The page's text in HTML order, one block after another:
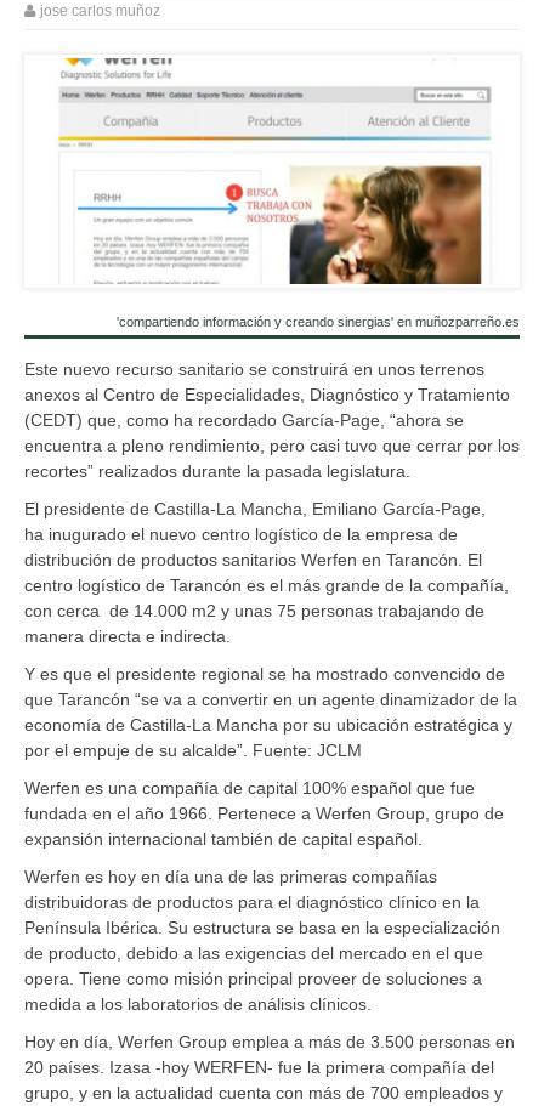
jose carlos muñoz
'compartiendo información y creando sinergias' en muñozparreño.es
Este nuevo recurso sanitario se construirá en unos terrenos
anexos al Centro de Especialidades, Diagnóstico y Tratamiento
(CEDT) que, como ha recordado García-Page, “ahora se
encuentra a pleno rendimiento, pero casi tuvo que cerrar por los
recortes” realizados durante la pasada legislatura.
El presidente de Castilla-La Mancha, Emiliano García-Page,
ha inugurado el nuevo centro logístico de la empresa de
distribución de productos sanitarios Werfen en Tarancón. El
centro logístico de Tarancón es el más grande de la compañía,
con cerca de 14.000 m2 y unas 75 personas trabajando de
manera directa e indirecta.
Y es que el presidente regional se ha mostrado convencido de
que Tarancón “se va a convertir en un agente dinamizador de la
economía de Castilla-La Mancha por su ubicación estratégica y
por el empuje de su alcalde”. Fuente: JCLM
Werfen es una compañía de capital 100% español que fue
fundada en el año 1966. Pertenece a Werfen Group, grupo de
expansión internacional también de capital español.
Werfen es hoy en día una de las primeras compañías
distribuidoras de productos para el diagnóstico clínico en la
Península Ibérica. Su estructura se basa en la especialización
de producto, debido a las exigencias del mercado en el que
opera. Tiene como misión principal proveer de soluciones a
medida a los laboratorios de análisis clínicos.
Hoy en día, Werfen Group emplea a más de 3.500 personas en
20 países. Izasa -hoy WERFEN- fue la primera compañía del
grupo, y en la actualidad cuenta con más de 700 empleados y